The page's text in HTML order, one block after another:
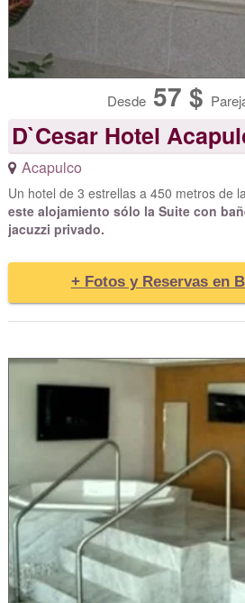
Desde 57 $
D`Cesar Hotel
Acapulco
Un hotel de 3 estrellas a 450 metros de
este alojamiento sólo la Suite con
jacuzzi privado.
+ Fotos y Reservas en